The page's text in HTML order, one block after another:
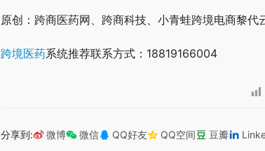
原创：跨商医药网、跨商科技、小青蛙跨境电商黎代
跨境医药系统推荐联系方式：18819166004
分享到: 微博 微信 QQ好友 QQ空间 豆瓣